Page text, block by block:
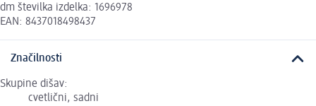
dm številka izdelka: 1696978
EAN: 8437018498437
Značilnosti
Skupine dišav:
cvetlični, sadni